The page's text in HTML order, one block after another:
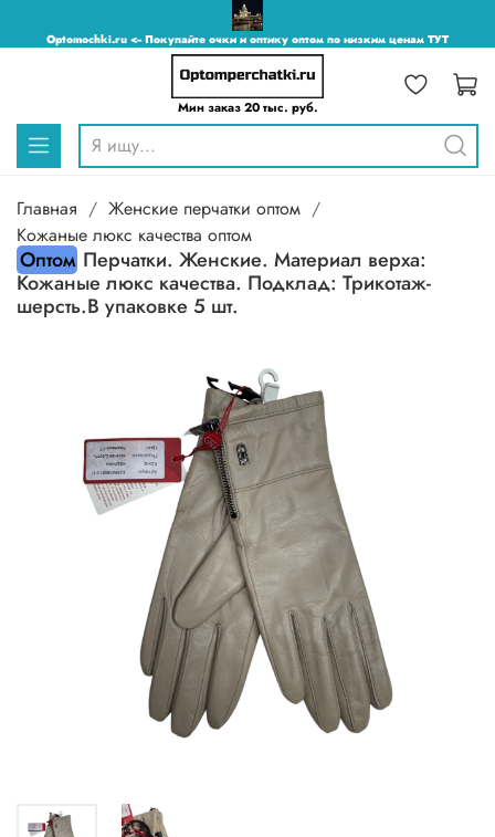
Optomochki.ru <-- Покупайте очки и оптику оптом по низким ценам ТУТ
Мин заказ 20 тыс. руб.
Главная
Женские перчатки оптом
Кожаные люкс качества оптом
Оптом Перчатки. Женские. Материал верха:
Кожаные люкс качества. Подклад: Трикотаж-
шерсть.В упаковке 5 шт.